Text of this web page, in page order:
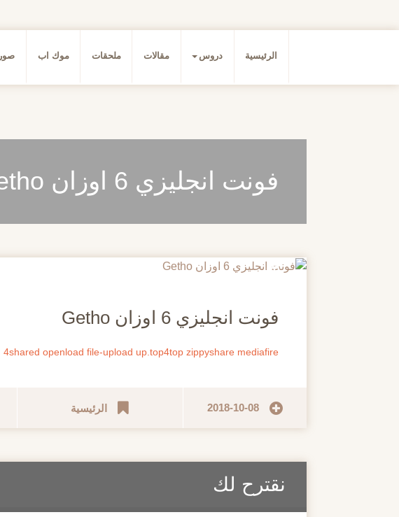
الرئيسية دروس مقالات ملحقات موك اب صور
فونت انجليزي 6 اوزان Getho
20
فونت انجليزي 6 اوزان Getho
4shared openload file-upload up.top4top zippyshare mediafire
2018-10-08 الرئيسية
نقترح لك